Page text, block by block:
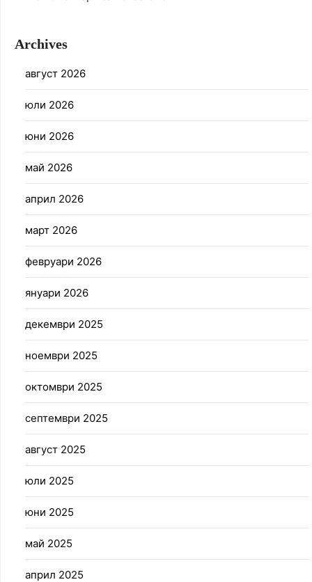
Archives
август 2026
юли 2026
юни 2026
май 2026
април 2026
март 2026
февруари 2026
януари 2026
декември 2025
ноември 2025
октомври 2025
септември 2025
август 2025
юли 2025
юни 2025
май 2025
април 2025